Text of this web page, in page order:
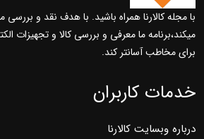
با مجله کالارنا همراه باشید. با هدف نقد و
میکند،برنامه ما معرفی و بررسی کالا و تجهیزات
برای مخاطب آسانتر کند.
خدمات کاربران
درباره وبسایت کالارنا